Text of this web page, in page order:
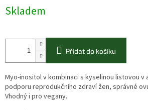
Skladem
Přidat do košíku
Myo-inositol v kombinaci s kyselinou listovou v
podporu reprodukčního zdraví žen, správné
Vhodný i pro vegany.